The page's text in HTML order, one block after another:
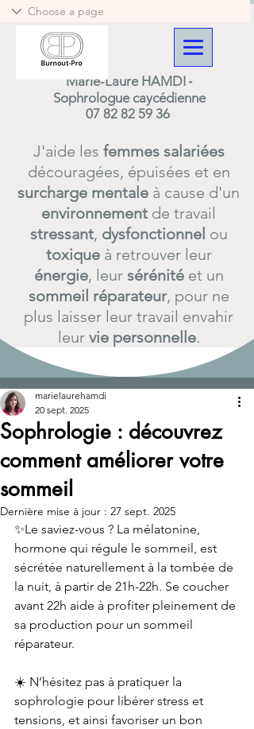
Marie-Laure HAMDI -
Sophrologue caycédienne
07 82 82 59 36
J'aide les femmes salariées
découragées, épuisées et en
surcharge mentale à cause d'un
environnement de travail
stressant, dysfonctionnel ou
toxiqueà retrouver leur
énergie, leur sérénitéet un
sommeil réparateur, pour ne
plus laisser leur travail envahir
leur vie personnelle.
Sophrologie : découvrez
comment améliorer votre
sommeil
marielaurehamdi
20 sept. 2025
Dernière mise à jour : 27 sept. 2025
✨Le saviez-vous ? La mélatonine,
hormone qui régule le sommeil, est
sécrétée naturellement à la tombée de
la nuit, à partir de 21h-22h. Se coucher
avant 22h aide à profiter pleinement de
sa production pour un sommeil
réparateur.
☀️ N’hésitez pas à pratiquer la
sophrologie pour libérer stress et
tensions, et ainsi favoriser un bon